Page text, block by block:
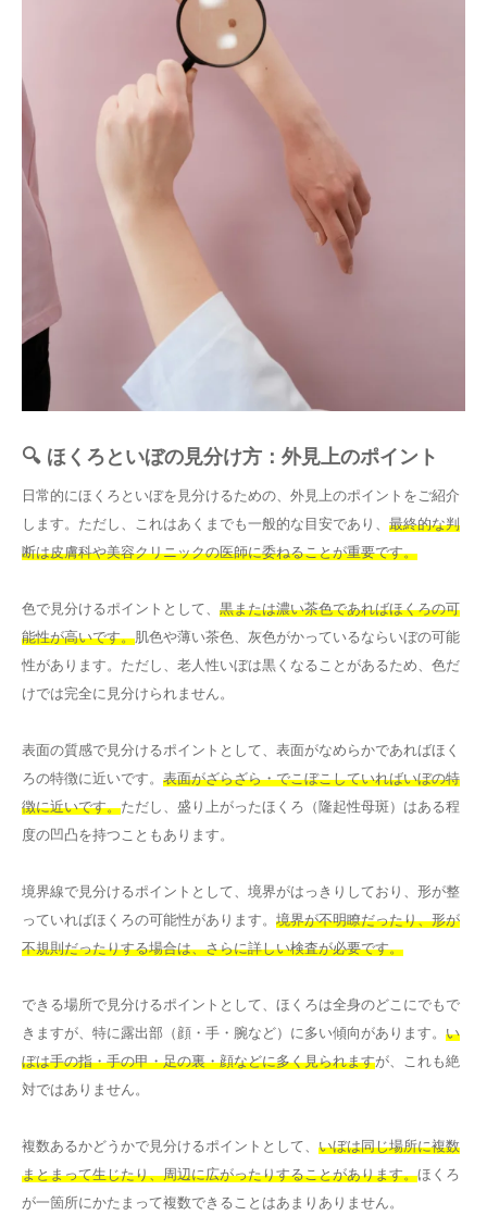
🔍 ほくろといぼの見分け方：外見上のポイント
日常的にほくろといぼを見分けるための、外見上のポイントをご紹介
します。ただし、これはあくまでも一般的な目安であり、 最終的な判
断は皮膚科や美容クリニックの医師に委ねることが重要です。
色で見分けるポイントとして、 黒または濃い茶色であればほくろの可
能性が高いです。肌色や薄い茶色、灰色がかっているならいぼの可能
性があります。ただし、老人性いぼは黒くなることがあるため、色だ
けでは完全に見分けられません。
表面の質感で見分けるポイントとして、表面がなめらかであればほく
ろの特徴に近いです。 表面がざらざら・でこぼこしていればいぼの特
徴に近いです。ただし、盛り上がったほくろ（隆起性母斑）はある程
度の凹凸を持つこともあります。
境界線で見分けるポイントとして、境界がはっきりしており、形が整
っていればほくろの可能性があります。 境界が不明瞭だったり、形が
不規則だったりする場合は、さらに詳しい検査が必要です。
できる場所で見分けるポイントとして、ほくろは全身のどこにでもで
きますが、特に露出部（顔・手・腕など）に多い傾向があります。 い
ぼは手の指・手の甲・足の裏・顔などに多く見られますが、これも絶
対ではありません。
複数あるかどうかで見分けるポイントとして、 いぼは同じ場所に複数
まとまって生じたり、周辺に広がったりすることがあります。ほくろ
が一箇所にかたまって複数できることはあまりありません。